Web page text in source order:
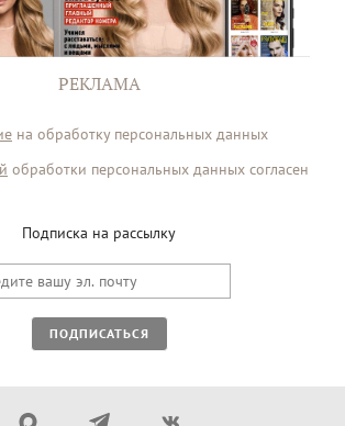
РЕКЛАМА
на обработку персональных данных
обработки персональных данных согласен
Подписка на рассылку
ПОДПИСАТЬСЯ